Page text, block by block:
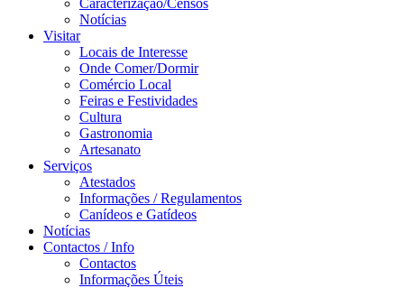
Caracterização/Censos
Notícias
Visitar
Locais de Interesse
Onde Comer/Dormir
Comércio Local
Feiras e Festividades
Cultura
Gastronomia
Artesanato
Serviços
Atestados
Informações / Regulamentos
Canídeos e Gatídeos
Notícias
Contactos / Info
Contactos
Informações Úteis